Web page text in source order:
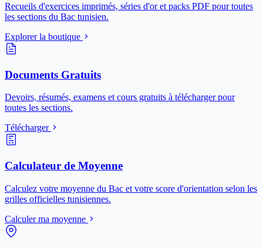
Recueils d'exercices imprimés, séries d'or et packs PDF pour toutes
les sections du Bac tunisien.
Explorer la boutique
Documents Gratuits
Devoirs, résumés, examens et cours gratuits à télécharger pour
toutes les sections.
Télécharger
Calculateur de Moyenne
Calculez votre moyenne du Bac et votre score d'orientation selon les
grilles officielles tunisiennes.
Calculer ma moyenne